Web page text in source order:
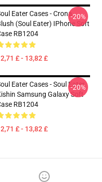
Eater Cases - Crona
(soul Eater) IPhone Soft
RB1204
£ - 13,82 £
-20%
Eater Cases - Soul Eater
Samsung Galaxy Soft
RB1204
£ - 13,82 £
-20%